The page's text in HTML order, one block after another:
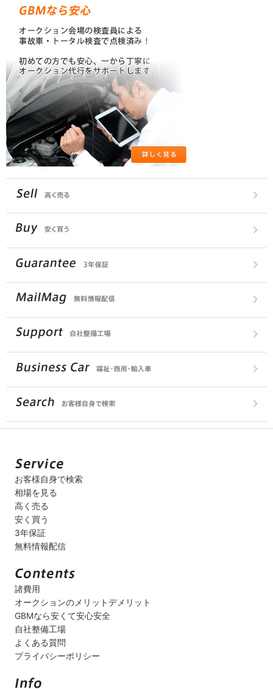
お客様自身で検索
相場を見る
高く売る
安く買う
3年保証
無料情報配信
諸費用
オークションのメリットデメリット
GBMなら安くて安心安全
自社整備工場
よくある質問
プライバシーポリシー